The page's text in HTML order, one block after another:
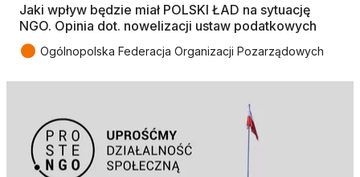
Jaki wpływ będzie miał POLSKI ŁAD na sytuację
NGO. Opinia dot. nowelizacji ustaw podatkowych
● Ogólnopolska Federacja Organizacji Pozarządowych